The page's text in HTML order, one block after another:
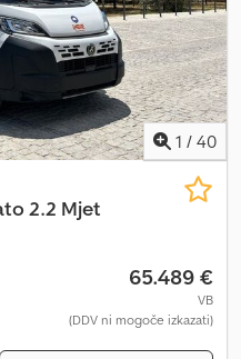
1 / 40
2.2 Mjet
65.489 €
VB
(DDV ni mogoče izkazati)